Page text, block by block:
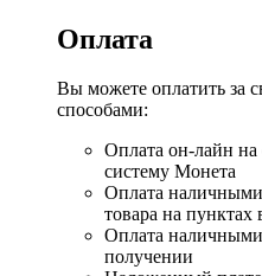
Оплата
Вы можете оплатить за
способами:
Оплата он-лайн на
систему Монета
Оплата
товара на
Оплата
получении